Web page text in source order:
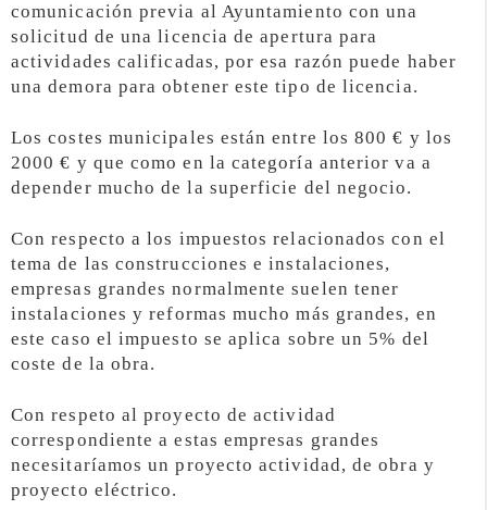
comunicación previa al Ayuntamiento con una
solicitud de una licencia de apertura para
actividades calificadas, por esa razón puede haber
una demora para obtener este tipo de licencia.
Los costes municipales están entre los 800 € y los
2000 € y que como en la categoría anterior va a
depender mucho de la superficie del negocio.
Con respecto a los impuestos relacionados con el
tema de las construcciones e instalaciones,
empresas grandes normalmente suelen tener
instalaciones y reformas mucho más grandes, en
este caso el impuesto se aplica sobre un 5% del
coste de la obra.
Con respeto al proyecto de actividad
correspondiente a estas empresas grandes
necesitaríamos un proyecto actividad, de obra y
proyecto eléctrico.